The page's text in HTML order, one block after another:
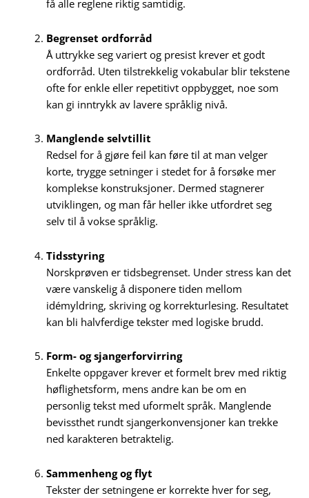
få alle reglene riktig samtidig.
Begrenset ordforråd
Å uttrykke seg variert og presist krever et godt
ordforråd. Uten tilstrekkelig vokabular blir tekstene
ofte for enkle eller repetitivt oppbygget, noe som
kan gi inntrykk av lavere språklig nivå.
Manglende selvtillit
Redsel for å gjøre feil kan føre til at man velger
korte, trygge setninger i stedet for å forsøke mer
komplekse konstruksjoner. Dermed stagnerer
utviklingen, og man får heller ikke utfordret seg
selv til å vokse språklig.
Tidsstyring
Norskprøven er tidsbegrenset. Under stress kan det
være vanskelig å disponere tiden mellom
idémyldring, skriving og korrekturlesing. Resultatet
kan bli halvferdige tekster med logiske brudd.
Form- og sjangerforvirring
Enkelte oppgaver krever et formelt brev med riktig
høflighetsform, mens andre kan be om en
personlig tekst med uformelt språk. Manglende
bevissthet rundt sjangerkonvensjoner kan trekke
ned karakteren betraktelig.
Sammenheng og flyt
Tekster der setningene er korrekte hver for seg,